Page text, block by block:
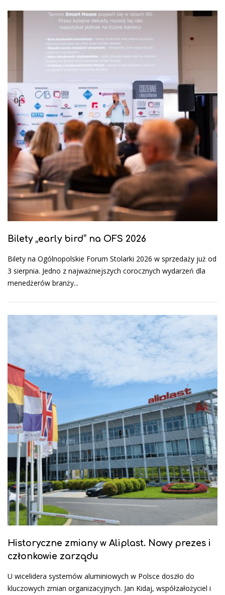
Bilety „early bird” na OFS 2026
Bilety na Ogólnopolskie Forum Stolarki 2026 w sprzedaży już od
3 sierpnia. Jedno z najważniejszych corocznych wydarzeń dla
menedżerów branży...
Historyczne zmiany w Aliplast. Nowy prezes i
członkowie zarządu
U wicelidera systemów aluminiowych w Polsce doszło do
kluczowych zmian organizacyjnych. Jan Kidaj, współzałożyciel i